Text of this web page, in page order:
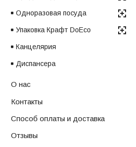
Одноразовая посуда
Упаковка Крафт DoEco
Канцелярия
Диспансера
О нас
Контакты
Способ оплаты и доставка
Отзывы